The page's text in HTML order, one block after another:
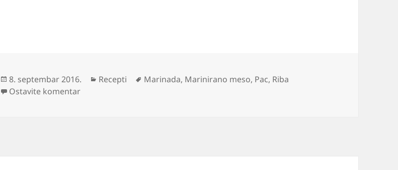
Objavljeno
8. septembar 2016. Kategorije
Recepti Oznake
Marinada, Marinirano meso, Pac, Riba
Ostavite komentarna Marinada za ribu kako se pravi recept